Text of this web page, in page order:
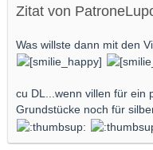
Zitat von
Was willste dann mit den
cu DL...wenn villen für ein
Grundstücke noch für